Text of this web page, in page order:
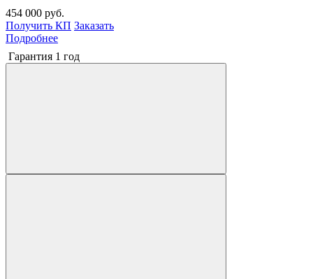
454 000 руб.
Получить КП Заказать
Подробнее
Гарантия 1 год